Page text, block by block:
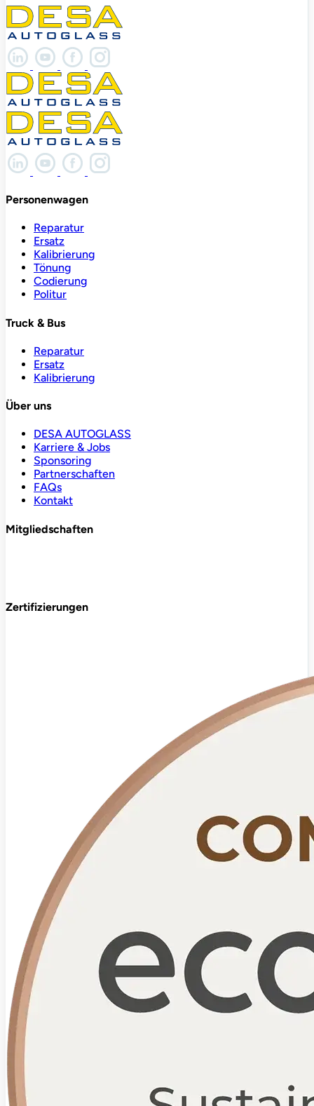
Personenwagen
Reparatur
Ersatz
Kalibrierung
Tönung
Codierung
Politur
Truck & Bus
Reparatur
Ersatz
Kalibrierung
Über uns
DESA AUTOGLASS
Karriere & Jobs
Sponsoring
Partnerschaften
FAQs
Kontakt
Mitgliedschaften
Zertifizierungen